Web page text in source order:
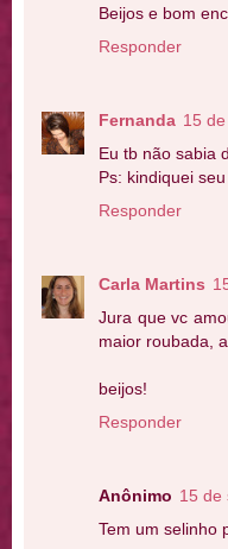
Beijos e bom
Responder
Fernanda 15
Eu tb não sabia
Ps: kindiquei
Responder
Carla Martins
Jura que vc
maior roubada,
beijos!
Responder
Anônimo 15 de
Tem um selinho